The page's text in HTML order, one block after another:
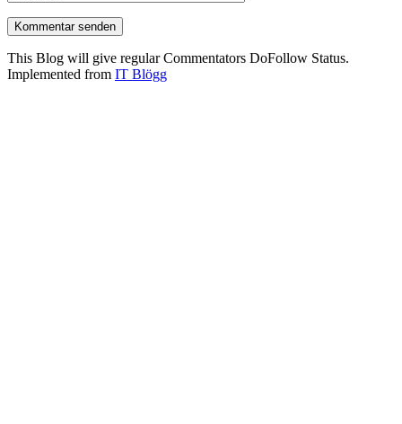
This Blog will give regular Commentators DoFollow Status.
Implemented from IT Blögg